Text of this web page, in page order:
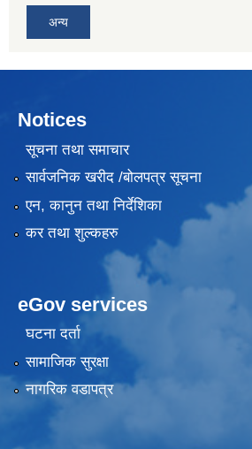
अन्य
Notices
सूचना तथा समाचार
सार्वजनिक खरीद /बोलपत्र सूचना
एन, कानुन तथा निर्देशिका
कर तथा शुल्कहरु
eGov services
घटना दर्ता
सामाजिक सुरक्षा
नागरिक वडापत्र